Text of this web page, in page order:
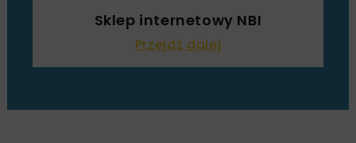
Sklep internetowy NBI
Przejdź dalej